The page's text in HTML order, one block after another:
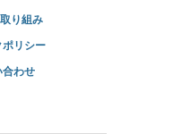
り組み
ポリシー
合わせ